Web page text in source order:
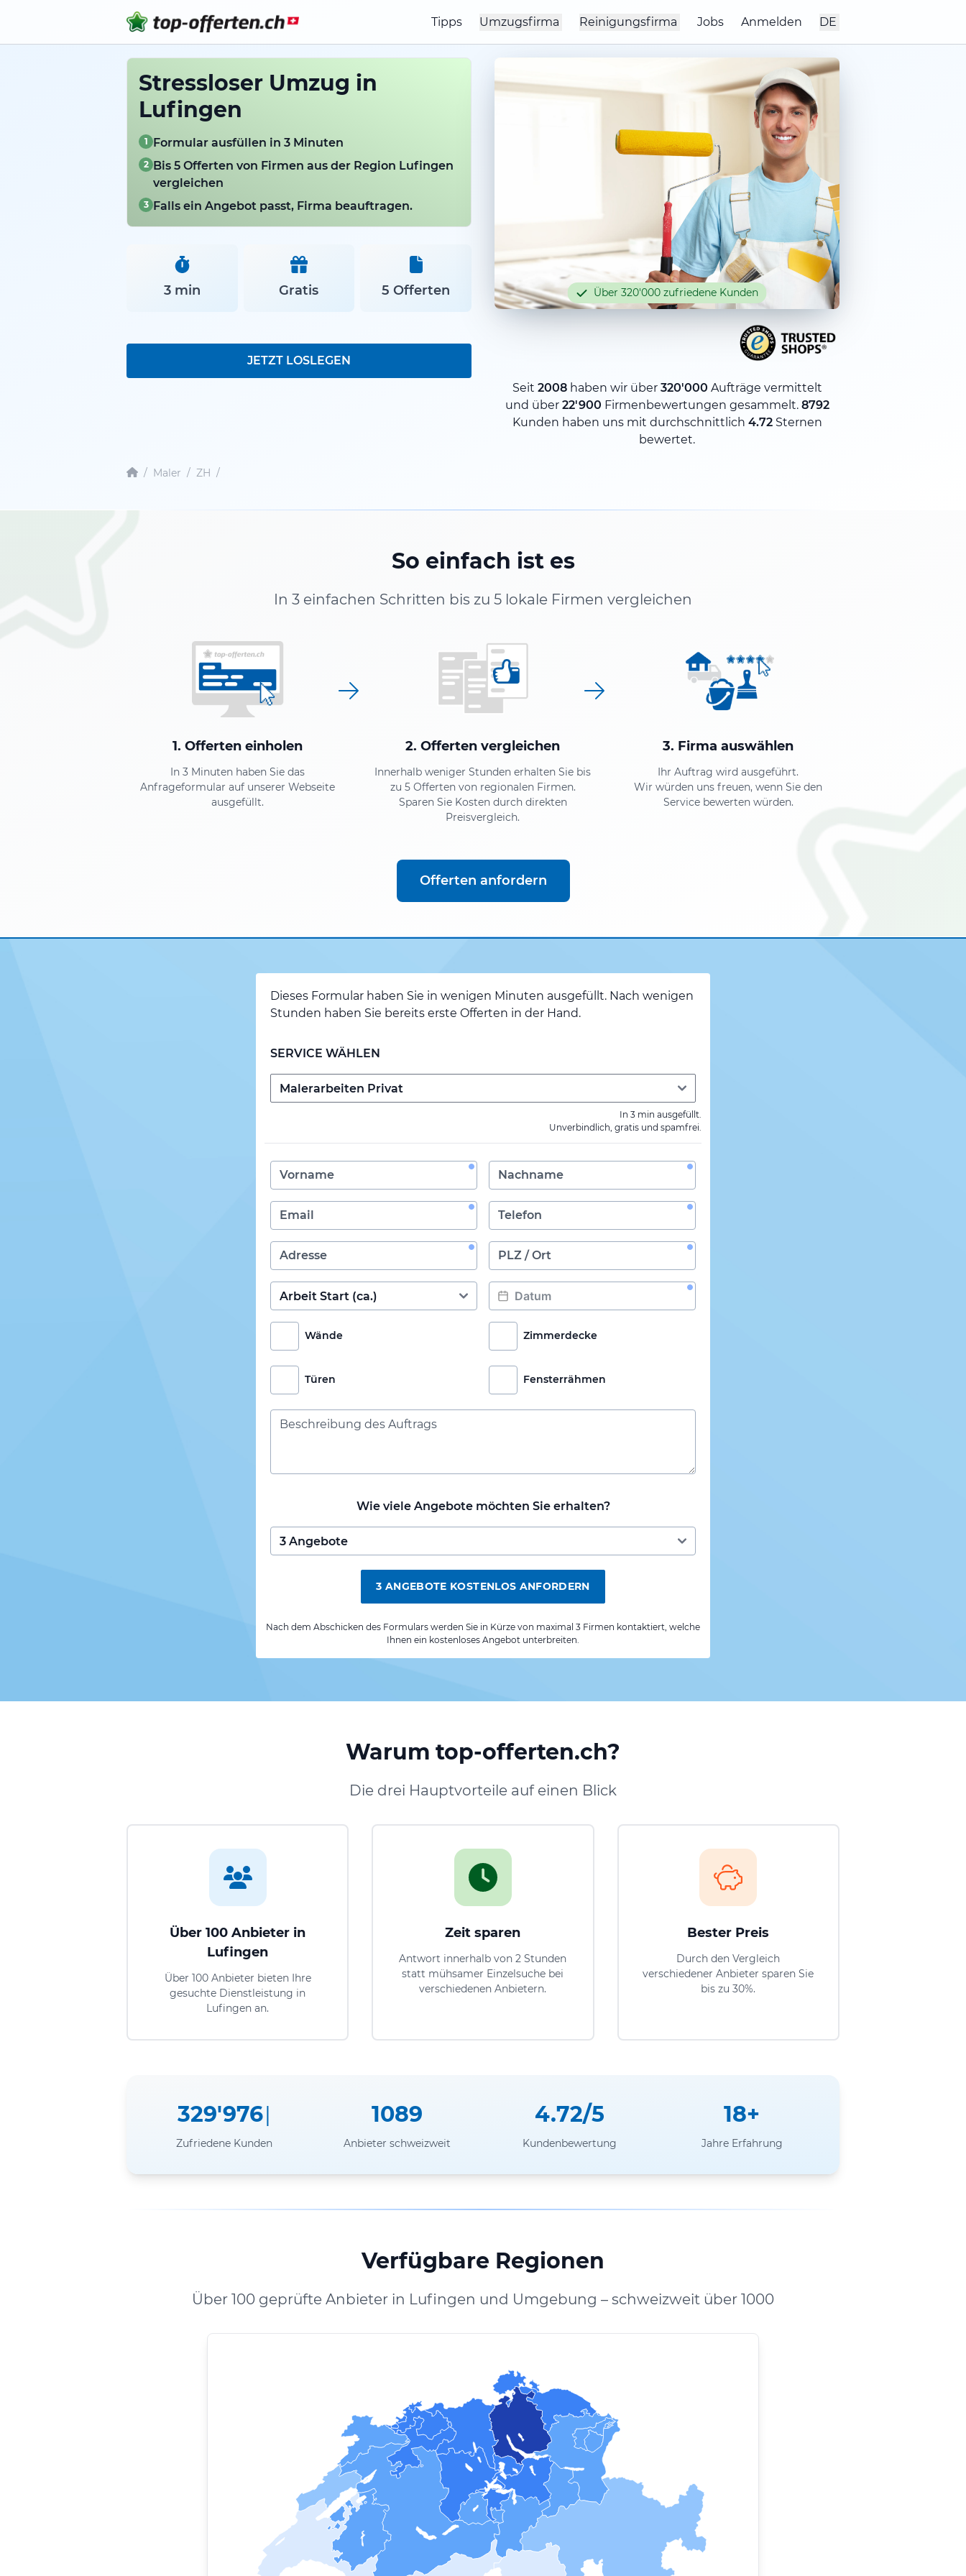
Tipps Umzugsfirma Reinigungsfirma Jobs Anmelden DE
Stressloser Umzug in
Lufingen
1 Formular ausfüllen in 3 Minuten
2 Bis 5 Offerten von Firmen aus der Region Lufingen
vergleichen
3 Falls ein Angebot passt, Firma beauftragen.
3 min Gratis 5 Offerten
JETZT LOSLEGEN
Über 320'000 zufriedene Kunden
Seit 2008haben wir über 320'000 Aufträge vermittelt
und über 22'900 Firmenbewertungen gesammelt. 8792
Kunden haben uns mit durchschnittlich 4.72Sternen
bewertet.
/ Maler / ZH /
So einfach ist es
In 3 einfachen Schritten bis zu 5 lokale Firmen vergleichen
1. Offerten einholen
In 3 Minuten haben Sie das
Anfrageformular auf unserer Webseite
ausgefüllt.
2. Offerten vergleichen
Innerhalb weniger Stunden erhalten Sie bis
zu 5 Offerten von regionalen Firmen.
Sparen Sie Kosten durch direkten
Preisvergleich.
3. Firma auswählen
Ihr Auftrag wird ausgeführt.
Wir würden uns freuen, wenn Sie den
Service bewerten würden.
Offerten anfordern
Dieses Formular haben Sie in wenigen Minuten ausgefüllt. Nach wenigen
Stunden haben Sie bereits erste Offerten in der Hand.
SERVICE WÄHLEN
In 3 min ausgefüllt.
Unverbindlich, gratis und spamfrei.
Wände Zimmerdecke
Türen Fensterrähmen
Wie viele Angebote möchten Sie erhalten?
3 ANGEBOTE KOSTENLOS ANFORDERN
Nach dem Abschicken des Formulars werden Sie in Kürze von maximal 3 Firmen kontaktiert, welche
Ihnen ein kostenloses Angebot unterbreiten.
Warum top-offerten.ch?
Die drei Hauptvorteile auf einen Blick
Über 100 Anbieter in
Lufingen
Über 100 Anbieter bieten Ihre
gesuchte Dienstleistung in
Lufingen an.
Zeit sparen
Antwort innerhalb von 2 Stunden
statt mühsamer Einzelsuche bei
verschiedenen Anbietern.
Bester Preis
Durch den Vergleich
verschiedener Anbieter sparen Sie
bis zu 30%.
329'976
Zufriedene Kunden
1089
Anbieter schweizweit
4.72/5
Kundenbewertung
18+
Jahre Erfahrung
Verfügbare Regionen
Über 100 geprüfte Anbieter in Lufingen und Umgebung – schweizweit über 1000